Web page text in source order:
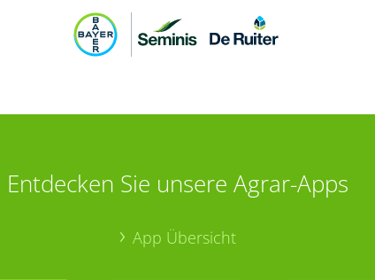
Entdecken Sie unsere Agrar-Apps
App Übersicht